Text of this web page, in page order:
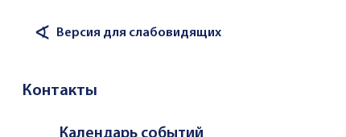
∢ Версия для слабовидящих
Контакты
Календарь событий